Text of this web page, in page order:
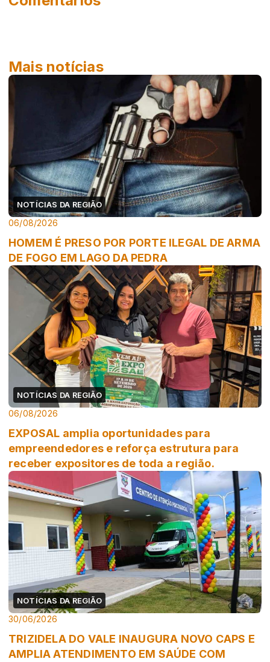
Mais notícias
NOTÍCIAS DA REGIÃO
06/08/2026
HOMEM É PRESO POR PORTE ILEGAL DE ARMA
DE FOGO EM LAGO DA PEDRA
NOTÍCIAS DA REGIÃO
06/08/2026
EXPOSAL amplia oportunidades para
empreendedores e reforça estrutura para
receber expositores de toda a região.
NOTÍCIAS DA REGIÃO
30/06/2026
TRIZIDELA DO VALE INAUGURA NOVO CAPS E
AMPLIA ATENDIMENTO EM SAÚDE COM